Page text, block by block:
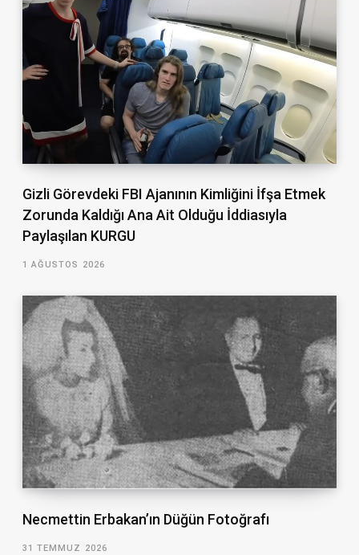
Gizli Görevdeki FBI Ajanının Kimliğini İfşa Etmek
Zorunda Kaldığı Ana Ait Olduğu İddiasıyla
Paylaşılan KURGU
1 AĞUSTOS 2026
Necmettin Erbakan’ın Düğün Fotoğrafı
31 TEMMUZ 2026